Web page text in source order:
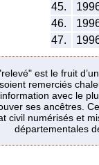
45.
46.
47.
est le fruit
remerciés
avec le
ses ancêtres.
civil numérisés et
départementales